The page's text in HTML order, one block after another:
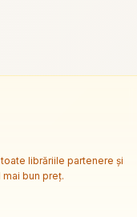
librăriile partenere și
bun preț.